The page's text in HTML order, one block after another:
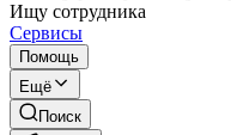
Ищу сотрудника
Сервисы
Помощь
Ещё
Поиск